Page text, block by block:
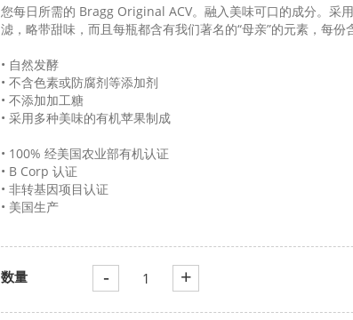
您每日所需的 Bragg Original ACV。融入美味可口的成分。采
滤，略带甜味，而且每瓶都含有我们著名的“母亲”的元素，每份
• 自然发酵
• 不含色素或防腐剂等添加剂
• 不添加加工糖
• 采用多种美味的有机苹果制成
• 100% 经美国农业部有机认证
• B Corp 认证
• 非转基因项目认证
• 美国生产
数量 - +